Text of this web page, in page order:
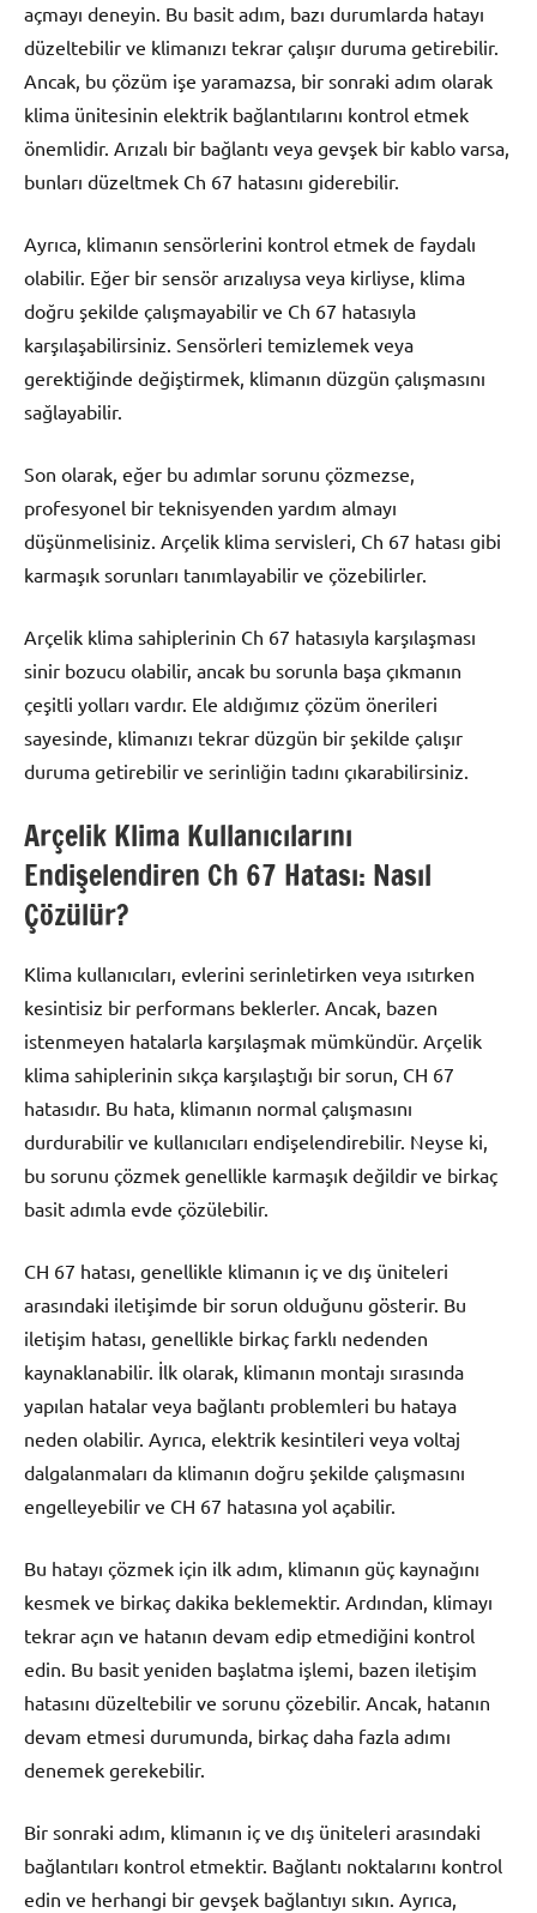
açmayı deneyin. Bu basit adım, bazı durumlarda hatayı
düzeltebilir ve klimanızı tekrar çalışır duruma getirebilir.
Ancak, bu çözüm işe yaramazsa, bir sonraki adım olarak
klima ünitesinin elektrik bağlantılarını kontrol etmek
önemlidir. Arızalı bir bağlantı veya gevşek bir kablo varsa,
bunları düzeltmek Ch 67 hatasını giderebilir.
Ayrıca, klimanın sensörlerini kontrol etmek de faydalı
olabilir. Eğer bir sensör arızalıysa veya kirliyse, klima
doğru şekilde çalışmayabilir ve Ch 67 hatasıyla
karşılaşabilirsiniz. Sensörleri temizlemek veya
gerektiğinde değiştirmek, klimanın düzgün çalışmasını
sağlayabilir.
Son olarak, eğer bu adımlar sorunu çözmezse,
profesyonel bir teknisyenden yardım almayı
düşünmelisiniz. Arçelik klima servisleri, Ch 67 hatası gibi
karmaşık sorunları tanımlayabilir ve çözebilirler.
Arçelik klima sahiplerinin Ch 67 hatasıyla karşılaşması
sinir bozucu olabilir, ancak bu sorunla başa çıkmanın
çeşitli yolları vardır. Ele aldığımız çözüm önerileri
sayesinde, klimanızı tekrar düzgün bir şekilde çalışır
duruma getirebilir ve serinliğin tadını çıkarabilirsiniz.
Arçelik Klima Kullanıcılarını
Endişelendiren Ch 67 Hatası: Nasıl
Çözülür?
Klima kullanıcıları, evlerini serinletirken veya ısıtırken
kesintisiz bir performans beklerler. Ancak, bazen
istenmeyen hatalarla karşılaşmak mümkündür. Arçelik
klima sahiplerinin sıkça karşılaştığı bir sorun, CH 67
hatasıdır. Bu hata, klimanın normal çalışmasını
durdurabilir ve kullanıcıları endişelendirebilir. Neyse ki,
bu sorunu çözmek genellikle karmaşık değildir ve birkaç
basit adımla evde çözülebilir.
CH 67 hatası, genellikle klimanın iç ve dış üniteleri
arasındaki iletişimde bir sorun olduğunu gösterir. Bu
iletişim hatası, genellikle birkaç farklı nedenden
kaynaklanabilir. İlk olarak, klimanın montajı sırasında
yapılan hatalar veya bağlantı problemleri bu hataya
neden olabilir. Ayrıca, elektrik kesintileri veya voltaj
dalgalanmaları da klimanın doğru şekilde çalışmasını
engelleyebilir ve CH 67 hatasına yol açabilir.
Bu hatayı çözmek için ilk adım, klimanın güç kaynağını
kesmek ve birkaç dakika beklemektir. Ardından, klimayı
tekrar açın ve hatanın devam edip etmediğini kontrol
edin. Bu basit yeniden başlatma işlemi, bazen iletişim
hatasını düzeltebilir ve sorunu çözebilir. Ancak, hatanın
devam etmesi durumunda, birkaç daha fazla adımı
denemek gerekebilir.
Bir sonraki adım, klimanın iç ve dış üniteleri arasındaki
bağlantıları kontrol etmektir. Bağlantı noktalarını kontrol
edin ve herhangi bir gevşek bağlantıyı sıkın. Ayrıca,